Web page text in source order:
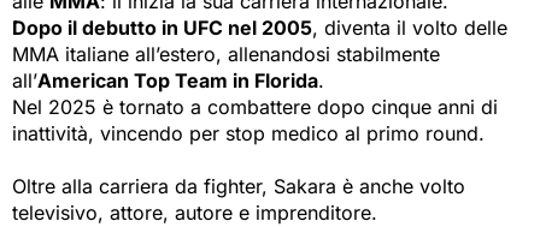
Dopo il debutto in UFC nel 2005, diventa il volto delle
MMA italiane all’estero, allenandosi stabilmente
all’American Top Team in Florida.
Nel 2025 è tornato a combattere dopo cinque anni di
inattività, vincendo per stop medico al primo round.
Oltre alla carriera da fighter, Sakara è anche volto
televisivo, attore, autore e imprenditore.